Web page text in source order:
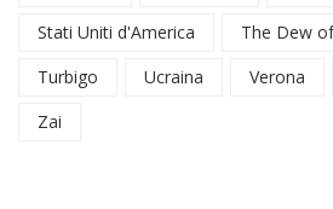
Stati Uniti d'America
The Dew
Turbigo
Ucraina Verona
Zai